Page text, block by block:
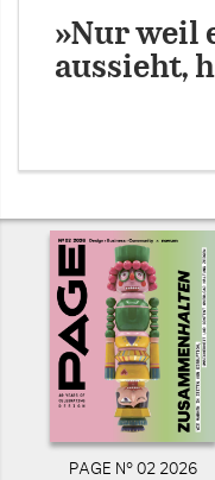
»Nur weil
aussieht,
PAGE N° 02 2026